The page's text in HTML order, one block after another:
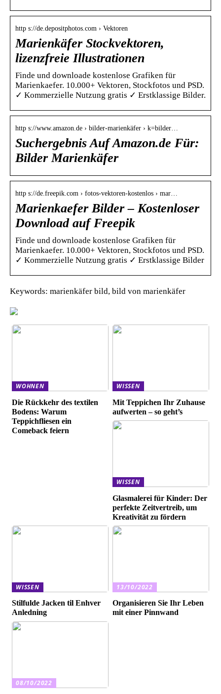
http s://de.depositphotos.com › Vektoren
Marienkäfer Stockvektoren,
lizenzfreie Illustrationen
Finde und downloade kostenlose Grafiken für
Marienkaefer. 10.000+ Vektoren, Stockfotos und PSD.
✓ Kommerzielle Nutzung gratis ✓ Erstklassige Bilder.
http s://www.amazon.de › bilder-marienkäfer › k=bilder…
Suchergebnis Auf Amazon.de Für:
Bilder Marienkäfer
http s://de.freepik.com › fotos-vektoren-kostenlos › mar…
Marienkaefer Bilder – Kostenloser
Download auf Freepik
Finde und downloade kostenlose Grafiken für
Marienkaefer. 10.000+ Vektoren, Stockfotos und PSD.
✓ Kommerzielle Nutzung gratis ✓ Erstklassige Bilder
Keywords: marienkäfer bild, bild von marienkäfer
WOHNEN
Die Rückkehr des textilen
Bodens: Warum
Teppichfliesen ein
Comeback feiern
WISSEN
Mit Teppichen Ihr Zuhause
aufwerten – so geht’s
WISSEN
Glasmalerei für Kinder: Der
perfekte Zeitvertreib, um
Kreativität zu fördern
WISSEN
Stilfulde Jacken til Enhver
Anledning
13/10/2022
Organisieren Sie Ihr Leben
mit einer Pinnwand
08/10/2022